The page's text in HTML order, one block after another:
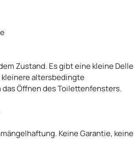
Zustand. Es gibt eine kleine Delle
kleinere altersbedingte
das Öffnen des Toilettenfensters.
Keine Garantie, keine